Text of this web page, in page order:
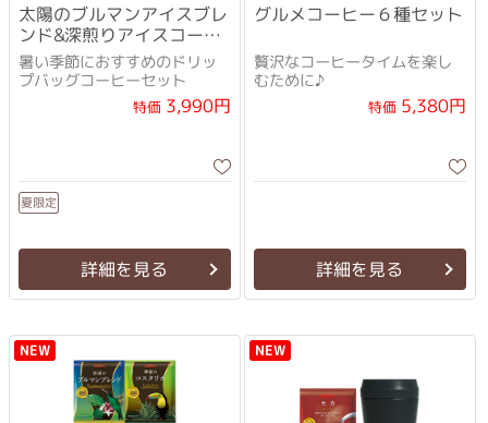
太陽のブルマンアイスブレ
ンド&深煎りアイスコーヒ
ー
暑い季節におすすめのドリッ
プバッグコーヒーセット
特価3,990円
夏限定
詳細を見る
グルメコーヒー６種セット
贅沢なコーヒータイムを楽し
むために♪
特価5,380円
詳細を見る
NEW NEW